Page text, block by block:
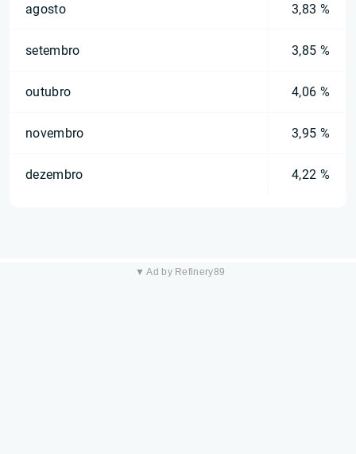
agosto 3,83 %
setembro 3,85 %
outubro 4,06 %
novembro 3,95 %
dezembro 4,22 %
▼ Ad by Refinery89